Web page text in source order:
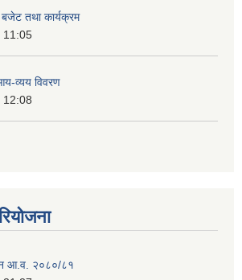
तथा कार्यक्रम
11:05
व्यय विवरण
12:08
आ.व. २०८०/८१